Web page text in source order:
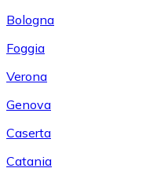
Bologna
Foggia
Verona
Genova
Caserta
Catania